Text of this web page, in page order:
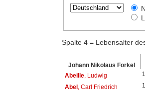
Spalte 4 = Lebensalter
Johann Nikolaus Forkel
Abeille, Ludwig
Abel, Carl Friedrich